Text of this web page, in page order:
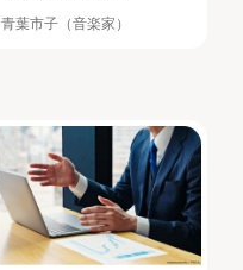
青葉市子（音楽家）